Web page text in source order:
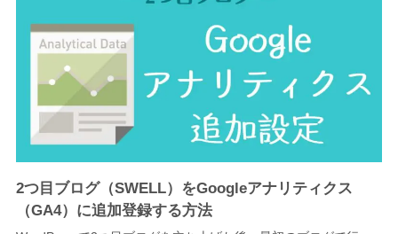
2つ目ブログ（SWELL）をGoogleアナリティクス
（GA4）に追加登録する方法